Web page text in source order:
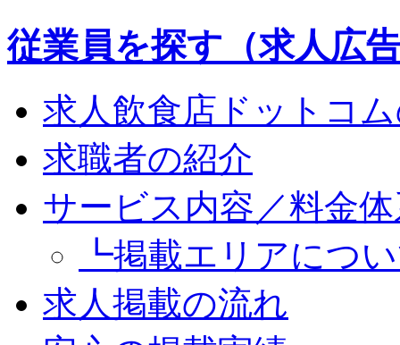
従業員を探す（求人広
求人飲食店ドットコ
求職者の紹介
サービス内容／料金
┗掲載エリアにつ
求人掲載の流れ